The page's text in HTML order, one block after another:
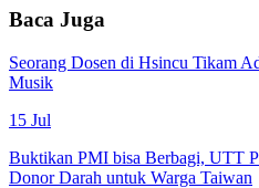
Baca Juga
Seorang Dosen di Hsincu Tikam
Musik
15 Jul
Buktikan PMI bisa Berbagi, UTT
Donor Darah untuk Warga Taiwan